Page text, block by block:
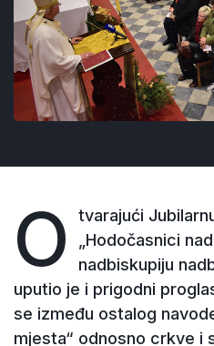
O
tvarajući
„Hodočasnici
nadbiskupiju
uputio je i prigodni
se između ostalog
mjesta“ odnosno crkve i